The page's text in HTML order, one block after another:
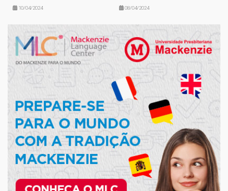
10/04/2024 08/04/2024